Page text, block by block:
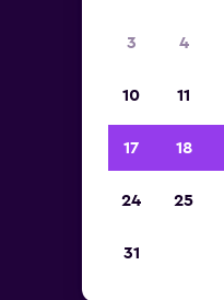
3 4
10 11
17 18
24 25
31